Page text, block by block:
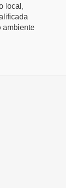
local,
ambiente